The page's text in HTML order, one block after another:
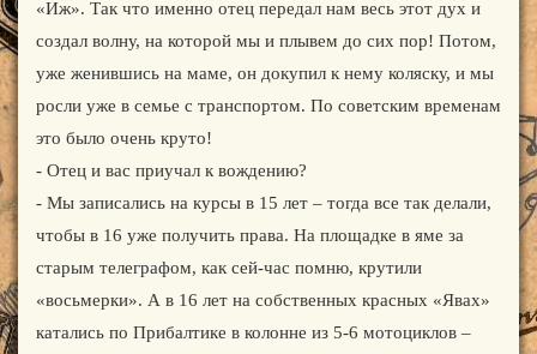
«Иж». Так что именно отец передал нам весь этот дух и
создал волну, на которой мы и плывем до сих пор! Потом,
уже женившись на маме, он докупил к нему коляску, и мы
росли уже в семье с транспортом. По советским временам
это было очень круто!
- Отец и вас приучал к вождению?
- Мы записались на курсы в 15 лет – тогда все так делали,
чтобы в 16 уже получить права. На площадке в яме за
старым телеграфом, как сей-час помню, крутили
«восьмерки». А в 16 лет на собственных красных «Явах»
катались по Прибалтике в колонне из 5-6 мотоциклов –